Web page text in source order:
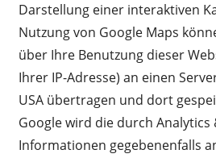
Darstellung einer interaktiven
Nutzung von Google Maps
über Ihre Benutzung dieser
Ihrer IP-Adresse) an einen
USA übertragen und dort
Google wird die durch Analytics
Informationen gegebenenfalls